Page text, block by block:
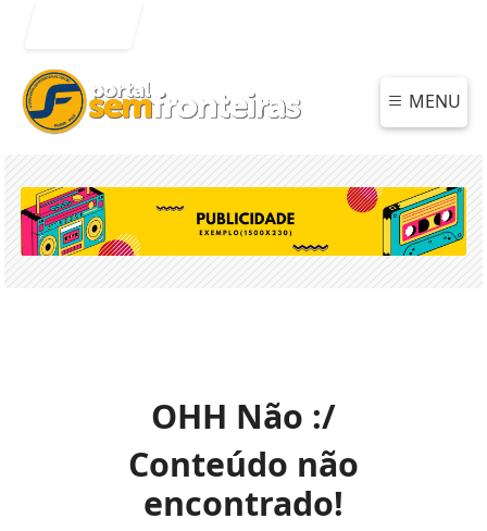
MENU
OHH Não :/
Conteúdo não
encontrado!